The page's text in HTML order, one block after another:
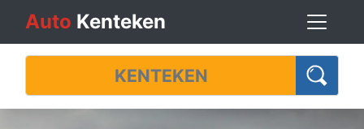
Auto Kenteken